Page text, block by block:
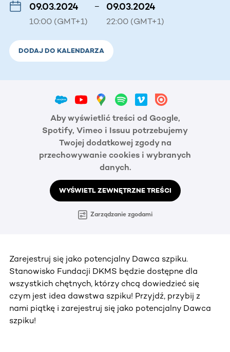
09.03.2024
10:00 (GMT+1)
– 09.03.2024
22:00 (GMT+1)
DODAJ DO KALENDARZA
Aby wyświetlić treści od Google,
Spotify, Vimeo i Issuu potrzebujemy
Twojej dodatkowej zgody na
przechowywanie cookies i wybranych
danych.
WYŚWIETL ZEWNĘTRZNE TREŚCI
Zarządzanie zgodami
Zarejestruj się jako potencjalny Dawca szpiku.
Stanowisko Fundacji DKMS będzie dostępne dla
wszystkich chętnych, którzy chcą dowiedzieć się
czym jest idea dawstwa szpiku! Przyjdź, przybij z
nami piątkę i zarejestruj się jako potencjalny Dawca
szpiku!